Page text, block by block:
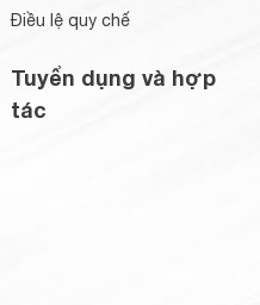
Điều lệ quy chế
Tuyển dụng và hợp
tác